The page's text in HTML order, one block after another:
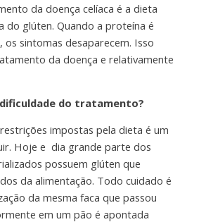
da doença celíaca é a dieta
do glúten. Quando a proteína é
os sintomas desaparecem. Isso
da doença e relativamente
do tratamento?
impostas pela dieta é um
Hoje e dia grande parte dos
possuem glúten que
da alimentação. Todo cuidado é
da mesma faca que passou
em um pão é apontada